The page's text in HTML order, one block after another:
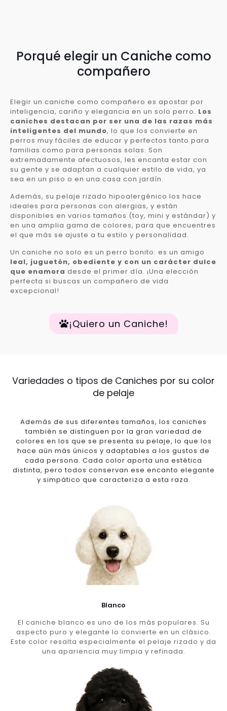
Porqué elegir un Caniche como
compañero
Elegir un caniche como compañero es apostar por
inteligencia, cariño y elegancia en un solo perro. Los
caniches destacan por ser una de las razas más
inteligentes del mundo, lo que los convierte en
perros muy fáciles de educar y perfectos tanto para
familias como para personas solas. Son
extremadamente afectuosos, les encanta estar con
su gente y se adaptan a cualquier estilo de vida, ya
sea en un piso o en una casa con jardín.
Además, su pelaje rizado hipoalergénico los hace
ideales para personas con alergias, y están
disponibles en varios tamaños (toy, mini y estándar) y
en una amplia gama de colores, para que encuentres
el que más se ajuste a tu estilo y personalidad.
Un caniche no solo es un perro bonito: es un amigo
leal, juguetón, obediente y con un carácter dulce
que enamora desde el primer día. ¡Una elección
perfecta si buscas un compañero de vida
excepcional!
¡Quiero un Caniche!
Variedades o tipos de Caniches por su color
de pelaje
Además de sus diferentes tamaños, los caniches
también se distinguen por la gran variedad de
colores en los que se presenta su pelaje, lo que los
hace aún más únicos y adaptables a los gustos de
cada persona. Cada color aporta una estética
distinta, pero todos conservan ese encanto elegante
y simpático que caracteriza a esta raza.
Blanco
El caniche blanco es uno de los más populares. Su
aspecto puro y elegante lo convierte en un clásico.
Este color resalta especialmente el pelaje rizado y da
una apariencia muy limpia y refinada.